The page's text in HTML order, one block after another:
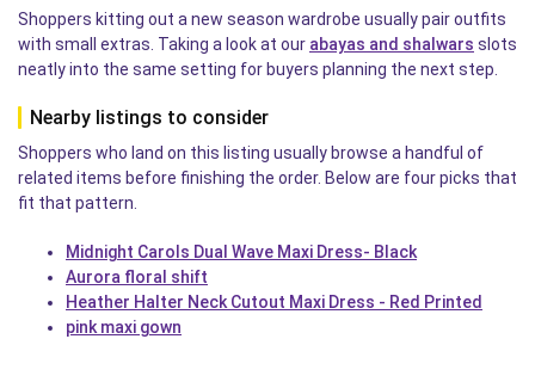
Shoppers kitting out a new season wardrobe usually pair outfits
with small extras. Taking a look at our abayas and shalwars slots
neatly into the same setting for buyers planning the next step.
Nearby listings to consider
Shoppers who land on this listing usually browse a handful of
related items before finishing the order. Below are four picks that
fit that pattern.
Midnight Carols Dual Wave Maxi Dress- Black
Aurora floral shift
Heather Halter Neck Cutout Maxi Dress - Red Printed
pink maxi gown